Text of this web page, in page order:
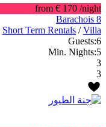
from € 170 /night
Barachois 8
Short Term Rentals /Villa
Guests:6
Min. Nights:5
3
3